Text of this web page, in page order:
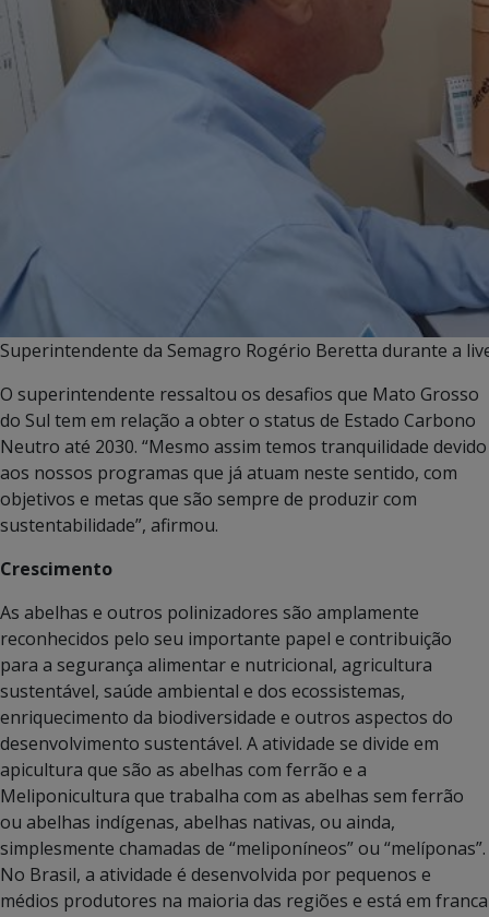
Superintendente da Semagro Rogério Beretta durante a
O superintendente ressaltou os desafios que Mato Grosso
do Sul tem em relação a obter o status de Estado Carbono
Neutro até 2030. “Mesmo assim temos tranquilidade devido
aos nossos programas que já atuam neste sentido, com
objetivos e metas que são sempre de produzir com
sustentabilidade”, afirmou.
Crescimento
As abelhas e outros polinizadores são amplamente
reconhecidos pelo seu importante papel e contribuição
para a segurança alimentar e nutricional, agricultura
sustentável, saúde ambiental e dos ecossistemas,
enriquecimento da biodiversidade e outros aspectos do
desenvolvimento sustentável. A atividade se divide em
apicultura que são as abelhas com ferrão e a
Meliponicultura que trabalha com as abelhas sem ferrão
ou abelhas indígenas, abelhas nativas, ou ainda,
simplesmente chamadas de “meliponíneos” ou “melíponas”.
No Brasil, a atividade é desenvolvida por pequenos e
médios produtores na maioria das regiões e está em franca